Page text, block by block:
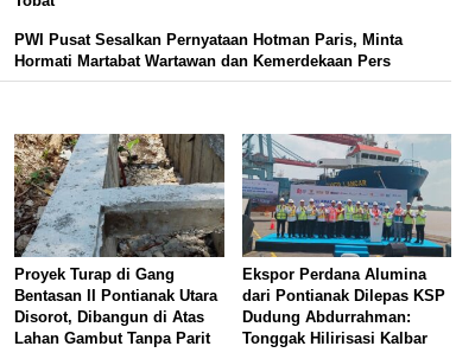
PWI Pusat Sesalkan Pernyataan Hotman Paris, Minta
Hormati Martabat Wartawan dan Kemerdekaan Pers
Proyek Turap di Gang
Bentasan II Pontianak Utara
Disorot, Dibangun di Atas
Lahan Gambut Tanpa Parit
Ekspor Perdana Alumina
dari Pontianak Dilepas KSP
Dudung Abdurrahman:
Tonggak Hilirisasi Kalbar